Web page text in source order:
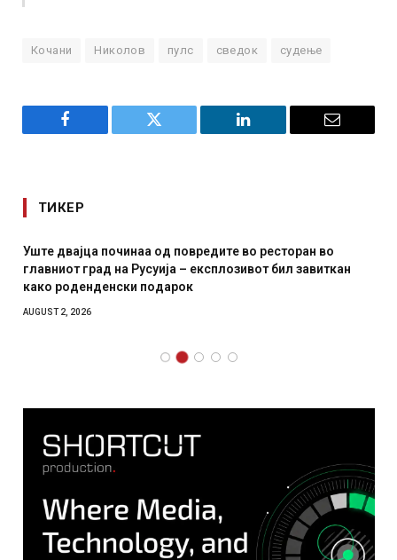
Кочани Николов пулс сведок судење
Facebook Twitter LinkedIn Email
ТИКЕР
Уште двајца починаа од повредите во ресторан во
главниот град на Русуија – експлозивот бил завиткан
како роденденски подарок
AUGUST 2, 2026